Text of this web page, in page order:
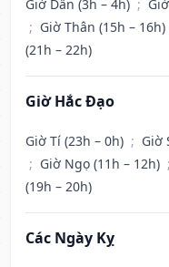
Giờ Dần (3h – 4h) ;
; Giờ Thân (15h – 16h)
(21h – 22h)
Giờ Hắc Đạo
Giờ Tí (23h – 0h) ; Giờ
; Giờ Ngọ (11h – 12h) ;
(19h – 20h)
Các Ngày Kỵ